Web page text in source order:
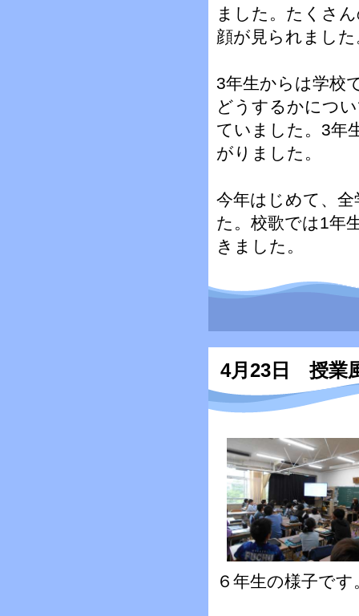
ました。たくさ
顔が見られました
3年生からは学校
どうするかにつ
ていました。3年
がりました。
今年はじめて、
た。校歌では1年
きました。
4月23日 授業
６年生の様子です